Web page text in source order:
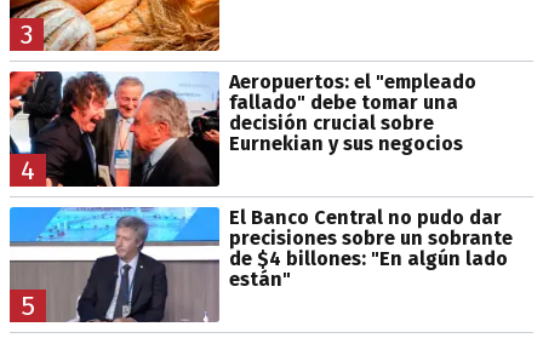
3
4
Aeropuertos: el "empleado
fallado" debe tomar una
decisión crucial sobre
Eurnekian y sus negocios
5
El Banco Central no pudo dar
precisiones sobre un sobrante
de $4 billones: "En algún lado
están"